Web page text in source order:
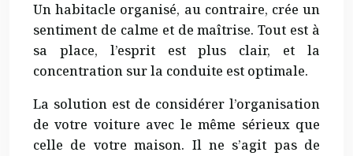
Un habitacle organisé, au contraire, crée un
sentiment de calme et de maîtrise. Tout est à
sa place, l’esprit est plus clair, et la
concentration sur la conduite est optimale.
La solution est de considérer l’organisation
de votre voiture avec le même sérieux que
celle de votre maison. Il ne s’agit pas de